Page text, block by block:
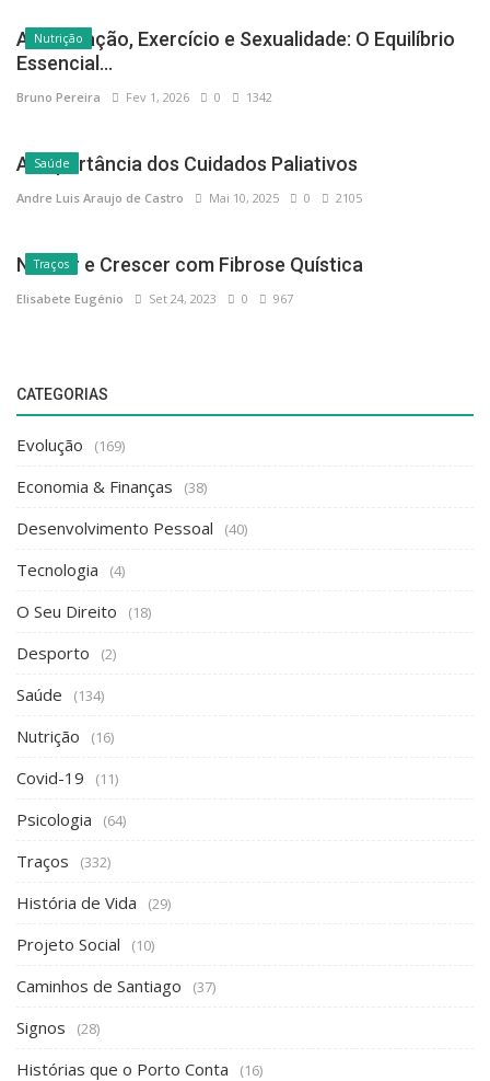
Nutrição
Alimentação, Exercício e Sexualidade: O Equilíbrio
Essencial...
Bruno Pereira Fev 1, 2026 0 1342
Saúde
A Importância dos Cuidados Paliativos
Andre Luis Araujo de Castro Mai 10, 2025 0 2105
Traços
Nascer e Crescer com Fibrose Quística
Elisabete Eugénio Set 24, 2023 0 967
CATEGORIAS
Evolução (169)
Economia & Finanças (38)
Desenvolvimento Pessoal (40)
Tecnologia (4)
O Seu Direito (18)
Desporto (2)
Saúde (134)
Nutrição (16)
Covid-19 (11)
Psicologia (64)
Traços (332)
História de Vida (29)
Projeto Social (10)
Caminhos de Santiago (37)
Signos (28)
Histórias que o Porto Conta (16)